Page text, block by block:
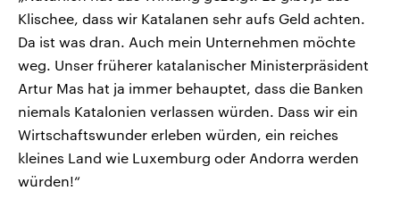
Klischee, dass wir Katalanen sehr aufs Geld achten.
Da ist was dran. Auch mein Unternehmen möchte
weg. Unser früherer katalanischer Ministerpräsident
Artur Mas hat ja immer behauptet, dass die Banken
niemals Katalonien verlassen würden. Dass wir ein
Wirtschaftswunder erleben würden, ein reiches
kleines Land wie Luxemburg oder Andorra werden
würden!“